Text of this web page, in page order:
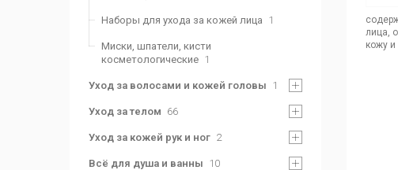
Наборы для ухода за кожей лица 1
Миски, шпатели, кисти
косметологические 1
Уход за волосами и кожей головы 1
Уход за телом 66
Уход за кожей рук и ног 2
Всё для душа и ванны 10
лица,
кожу